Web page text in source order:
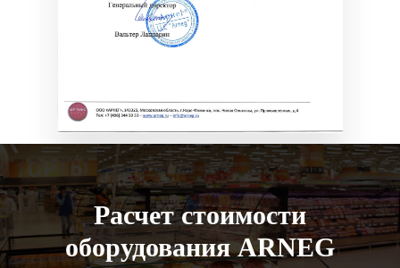
Расчет стоимости
оборудования ARNEG